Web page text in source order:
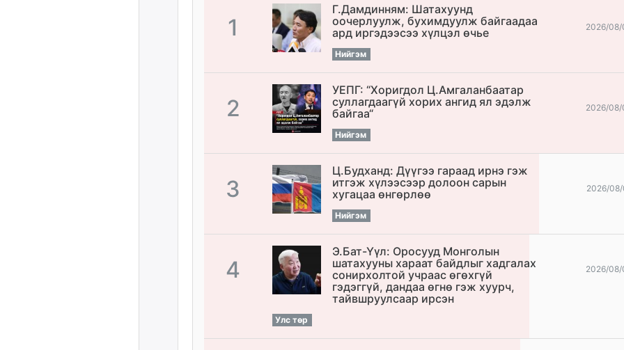
1
Г.Дамдинням: Шатахуунд
оочерлуулж, бухимдуулж байгаадаа
ард иргэдээсээ хүлцэл өчье
Нийгэм
2026/08/
2
УЕПГ: “Хоригдол Ц.Амгаланбаатар
cуллагдаагүй хорих ангид ял эдэлж
байгаа“
Нийгэм
2026/08/
3
Ц.Будханд: Дүүгээ гараад ирнэ гэж
итгэж хүлээсээр долоон сарын
хугацаа өнгөрлөө
Нийгэм
2026/
4
Э.Бат-Үүл: Оросууд Монголын
шатахууны хараат байдлыг хадгалах
сонирхолтой учраас өгөхгүй
гэдэггүй, дандаа өгнө гэж хуурч,
тайвшруулсаар ирсэн
Улс төр
2026/08/